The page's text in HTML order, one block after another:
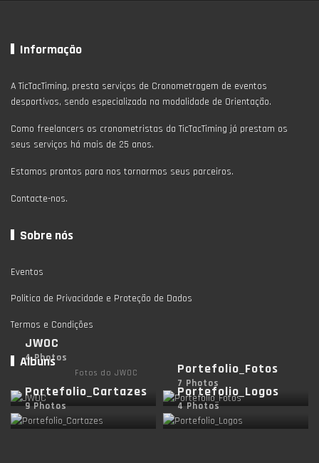
Informação
A TicTacTiming, presta serviços de Cronometragem de eventos
desportivos, sendo especializada na modalidade de Orientação.
Como freelancers os cronometristas da TicTacTiming já prestam os
seus serviços há mais de 25 anos.
Estamos prontos para nos tornarmos seus parceiros.
Contacte-nos.
Sobre nós
Eventos
Politica de Privacidade e Proteção de Dados
Termos e Condições
Albuns
JWOC
4 Photos
Fotos do JWOC Portefolio_Fotos
7 Photos
Portefolio_Cartazes
9 Photos
Portefolio_Logos
4 Photos